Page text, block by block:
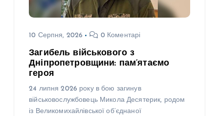
10 Серпня, 2026 0 Коментарі
Загибель військового з
Дніпропетровщини: пам’ятаємо
героя
24 липня 2026 року в бою загинув
військовослужбовець Микола Десятерик, родом
із Великомихайлівської об’єднаної